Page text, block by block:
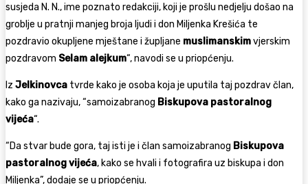
susjeda N. N., ime poznato redakciji, koji je prošlu nedjelju došao na
groblje u pratnji manjeg broja ljudi i don Miljenka Krešića te
pozdravio okupljene mještane i župljane muslimanskimvjerskim
pozdravom Selam alejkum“, navodi se u priopćenju.
Iz Jelkinovca tvrde kako je osoba koja je uputila taj pozdrav član,
kako ga nazivaju, “samoizabranog Biskupova pastoralnog
vijeća“.
“Da stvar bude gora, taj isti je i član samoizabranog Biskupova
pastoralnog vijeća, kako se hvali i fotografira uz biskupa i don
Miljenka”, dodaje se u priopćenju.